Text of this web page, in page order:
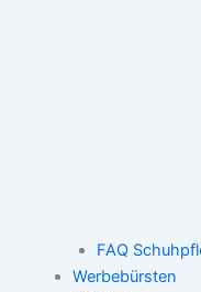
FAQ
Werbebürsten